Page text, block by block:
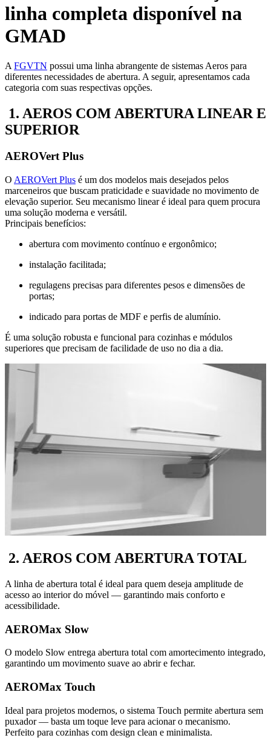
linha completa disponível na
GMAD
A FGVTN possui uma linha abrangente de sistemas Aeros para
diferentes necessidades de abertura. A seguir, apresentamos cada
categoria com suas respectivas opções.
1. AEROS COM ABERTURA LINEAR E
SUPERIOR
AEROVert Plus
O AEROVert Plus é um dos modelos mais desejados pelos
marceneiros que buscam praticidade e suavidade no movimento de
elevação superior. Seu mecanismo linear é ideal para quem procura
uma solução moderna e versátil.
Principais benefícios:
abertura com movimento contínuo e ergonômico;
instalação facilitada;
regulagens precisas para diferentes pesos e dimensões de
portas;
indicado para portas de MDF e perfis de alumínio.
É uma solução robusta e funcional para cozinhas e módulos
superiores que precisam de facilidade de uso no dia a dia.
2. AEROS COM ABERTURA TOTAL
A linha de abertura total é ideal para quem deseja amplitude de
acesso ao interior do móvel — garantindo mais conforto e
acessibilidade.
AEROMax Slow
O modelo Slow entrega abertura total com amortecimento integrado,
garantindo um movimento suave ao abrir e fechar.
AEROMax Touch
Ideal para projetos modernos, o sistema Touch permite abertura sem
puxador — basta um toque leve para acionar o mecanismo.
Perfeito para cozinhas com design clean e minimalista.